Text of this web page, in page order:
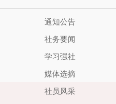
通知公告
社务要闻
学习强社
媒体选摘
社员风采